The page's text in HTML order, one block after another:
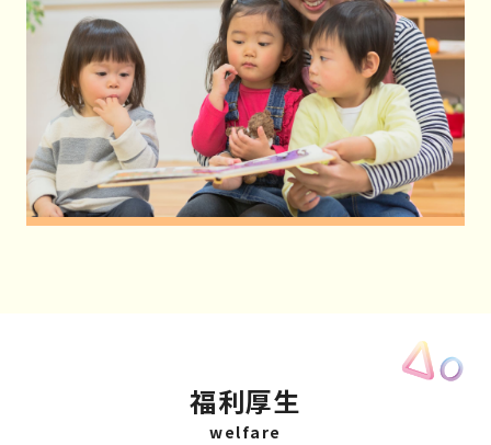
福利厚生
welfare